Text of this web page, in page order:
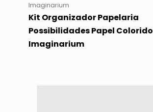
Imaginarium
Kit Organizador Papelaria
Possibilidades Papel Colorido
Imaginarium